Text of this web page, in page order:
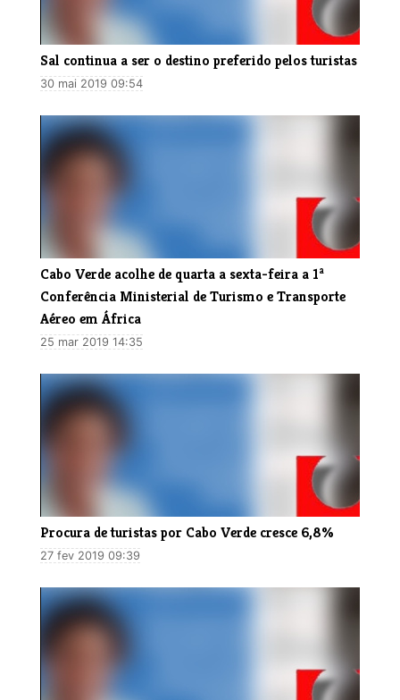
Sal continua a ser o destino preferido pelos turistas
30 mai 2019 09:54
​Cabo Verde acolhe de quarta a sexta-feira a 1ª
Conferência Ministerial de Turismo e Transporte
Aéreo em África
25 mar 2019 14:35
Procura de turistas por Cabo Verde cresce 6,8%
27 fev 2019 09:39